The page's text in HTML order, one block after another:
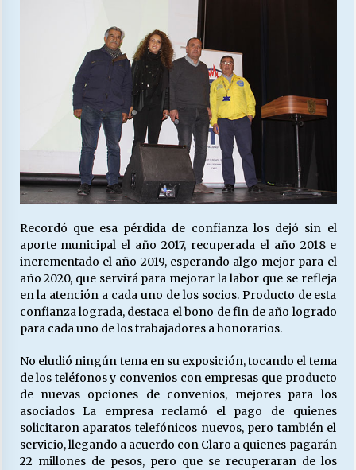
Recordó que esa pérdida de confianza los dejó sin el
aporte municipal el año 2017, recuperada el año 2018 e
incrementado el año 2019, esperando algo mejor para el
año 2020, que servirá para mejorar la labor que se refleja
en la atención a cada uno de los socios. Producto de esta
confianza lograda, destaca el bono de fin de año logrado
para cada uno de los trabajadores a honorarios.
No eludió ningún tema en su exposición, tocando el tema
de los teléfonos y convenios con empresas que producto
de nuevas opciones de convenios, mejores para los
asociados La empresa reclamó el pago de quienes
solicitaron aparatos telefónicos nuevos, pero también el
servicio, llegando a acuerdo con Claro a quienes pagarán
22 millones de pesos, pero que se recuperaran de los